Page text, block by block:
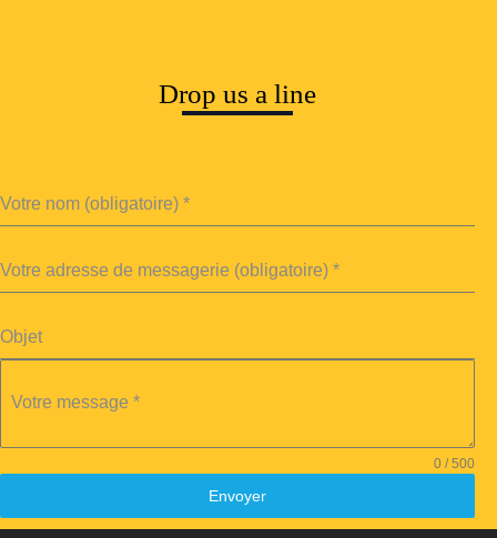
Drop us a line
Votre nom (obligatoire) *
Votre adresse de messagerie (obligatoire) *
Objet
Votre message *
0 / 500
Envoyer